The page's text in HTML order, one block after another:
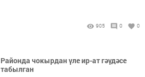
905 0 0
Районда чокырдан үле ир-ат гәүдәсе
табылган